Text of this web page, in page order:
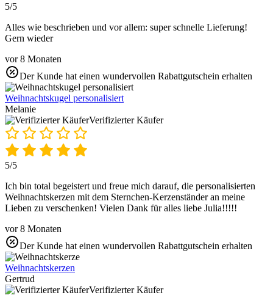
5/5
Alles wie beschrieben und vor allem: super schnelle Lieferung!
Gern wieder
vor 8 Monaten
Der Kunde hat einen wundervollen Rabattgutschein erhalten
Weihnachtskugel personalisiert
Melanie
Verifizierter Käufer
5/5
Ich bin total begeistert und freue mich darauf, die personalisierten
Weihnachtskerzen mit dem Sternchen-Kerzenständer an meine
Lieben zu verschenken! Vielen Dank für alles liebe Julia!!!!!
vor 8 Monaten
Der Kunde hat einen wundervollen Rabattgutschein erhalten
Weihnachtskerzen
Gertrud
Verifizierter Käufer